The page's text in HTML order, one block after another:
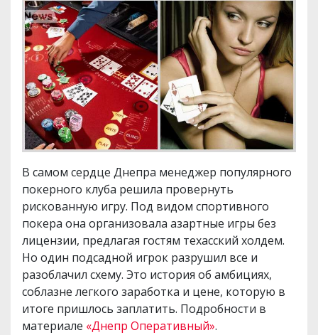
В самом сердце Днепра менеджер популярного
покерного клуба решила провернуть
рискованную игру. Под видом спортивного
покера она организовала азартные игры без
лицензии, предлагая гостям техасский холдем.
Но один подсадной игрок разрушил все и
разоблачил схему. Это история об амбициях,
соблазне легкого заработка и цене, которую в
итоге пришлось заплатить. Подробности в
материале «Днепр Оперативный».